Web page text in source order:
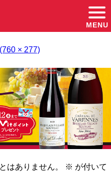
MENU
× 277)
はありません。
※ が付いて